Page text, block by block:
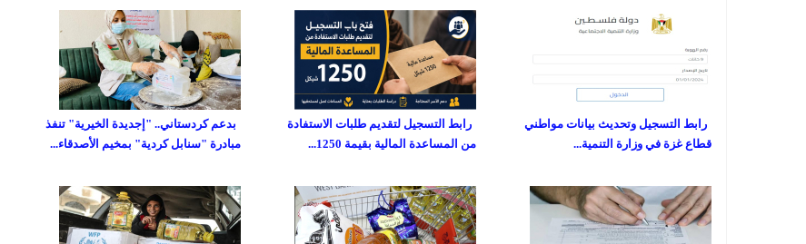
رابط التسجيل وتحديث بيانات مواطني
قطاع غزة في وزارة التنمية...
رابط التسجيل لتقديم طلبات الاستفادة
من المساعدة المالية بقيمة 1250...
بدعم كردستاني.. "إجديدة الخيرية" تنفذ
مبادرة "سنابل كردية" بمخيم الأصدقاء...